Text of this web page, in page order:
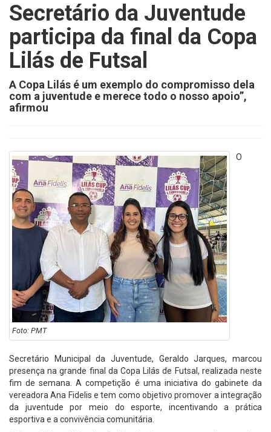
Secretário da Juventude
participa da final da Copa
Lilás de Futsal
A Copa Lilás é um exemplo do compromisso dela
com a juventude e merece todo o nosso apoio”,
afirmou
Foto: PMT
O
Secretário Municipal da Juventude, Geraldo Jarques, marcou
presença na grande final da Copa Lilás de Futsal, realizada neste
fim de semana. A competição é uma iniciativa do gabinete da
vereadora Ana Fidelis e tem como objetivo promover a integração
da juventude por meio do esporte, incentivando a prática
esportiva e a convivência comunitária.